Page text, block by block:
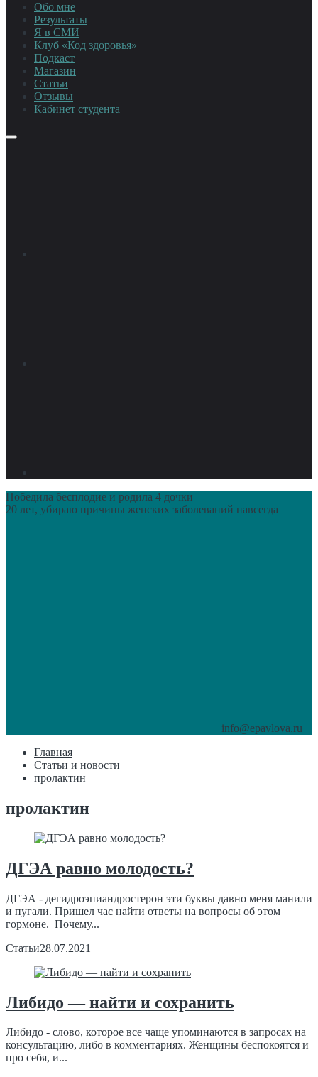
Обо мне
Результаты
Я в СМИ
Клуб «Код здоровья»
Подкаст
Магазин
Статьи
Отзывы
Кабинет студента
Победила бесплодие и родила 4 дочки
20 лет, убираю причины женских заболеваний навсегда
info@epavlova.ru
Главная
Статьи и новости
пролактин
пролактин
ДГЭА равно молодость?
ДГЭА - дегидроэпиандростерон эти буквы давно меня манили
и пугали. Пришел час найти ответы на вопросы об этом
гормоне. Почему...
Статьи28.07.2021
Либидо — найти и сохранить
Либидо - слово, которое все чаще упоминаются в запросах на
консультацию, либо в комментариях. Женщины беспокоятся и
про себя, и...